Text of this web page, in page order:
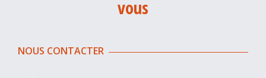
vous
NOUS CONTACTER